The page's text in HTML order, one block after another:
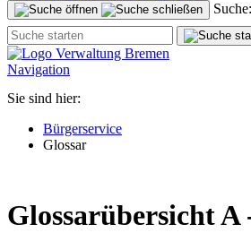
Suche:
Navigation
Sie sind hier:
Bürgerservice
Glossar
Glossarübersicht A